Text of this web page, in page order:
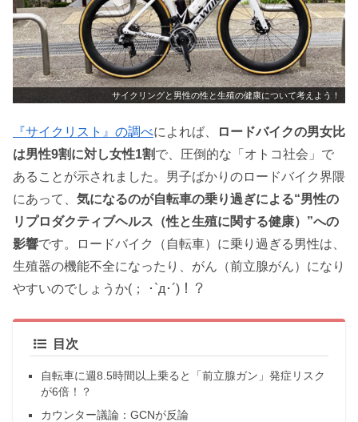
サイクリングと男性の性と生殖の健康について考えよう！
『サイクリスト』の調べによれば、
ロードバイクの男女比
は男性9割に対し女性1割で、圧倒的な「オトコ社会」で
あることが示されました。男子ばかりのロードバイク界隈
にあって、 気になるのが自転車の乗り過ぎによる“男性の
リプロダクティブヘルス（性と生殖に関する健康）”への
影響です。ロードバイク（自転車）に乗り過ぎる男性は、
生殖器の機能不全になったり、がん（前立腺がん）になり
やすいのでしょうか(； ･`д･´)！？
目次
自転車に週8.5時間以上乗ると「前立腺ガン」発症リスク
が6倍！？
カウンター議論：GCNが反論